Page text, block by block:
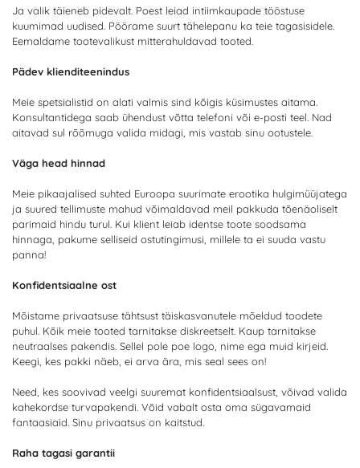
Ja valik täieneb pidevalt. Poest leiad intiimkaupade tööstuse
kuumimad uudised. Pöörame suurt tähelepanu ka teie tagasisidele.
Eemaldame tootevalikust mitterahuldavad tooted.
Pädev klienditeenindus
Meie spetsialistid on alati valmis sind kõigis küsimustes aitama.
Konsultantidega saab ühendust võtta telefoni või e-posti teel. Nad
aitavad sul rõõmuga valida midagi, mis vastab sinu ootustele.
Väga head hinnad
Meie pikaajalised suhted Euroopa suurimate erootika hulgimüüjatega
ja suured tellimuste mahud võimaldavad meil pakkuda tõenäoliselt
parimaid hindu turul. Kui klient leiab identse toote soodsama
hinnaga, pakume selliseid ostutingimusi, millele ta ei suuda vastu
panna!
Konfidentsiaalne ost
Mõistame privaatsuse tähtsust täiskasvanutele mõeldud toodete
puhul. Kõik meie tooted tarnitakse diskreetselt. Kaup tarnitakse
neutraalses pakendis. Sellel pole poe logo, nime ega muid kirjeid.
Keegi, kes pakki näeb, ei arva ära, mis seal sees on!
Need, kes soovivad veelgi suuremat konfidentsiaalsust, võivad valida
kahekordse turvapakendi. Võid vabalt osta oma sügavamaid
fantaasiaid. Sinu privaatsus on kaitstud.
Raha tagasi garantii